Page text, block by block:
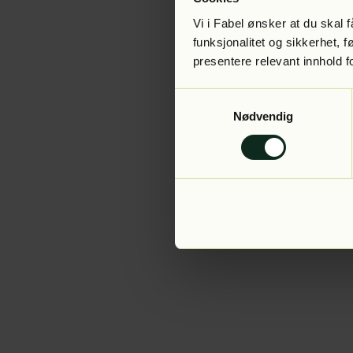
Vi i Fabel ønsker at du skal
funksjonalitet og sikkerhet,
presentere relevant innhold
Nødvendig
Application